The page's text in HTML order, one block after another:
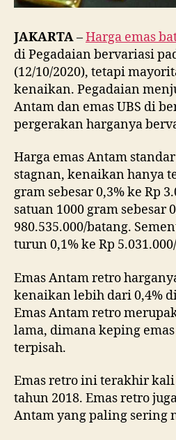
JAKARTA–Harga emas
di Pegadaian bervariasi
(12/10/2020), tetapi
kenaikan. Pegadaian
Antam dan emas UBS di
pergerakan harganya
Harga emas Antam
stagnan, kenaikan hanya
gram sebesar 0,3% ke Rp
satuan 1000 gram sebesar
980.535.000/batang.
turun 0,1% ke Rp
Emas Antam retro
kenaikan lebih dari 0,4%
Emas Antam retro
lama, dimana keping
terpisah.
Emas retro ini terakhir
tahun 2018. Emas retro
Antam yang paling sering